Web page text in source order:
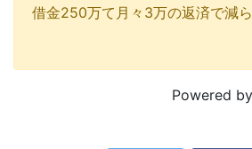
借金250万て月々3万の返済で減ら
Powered by